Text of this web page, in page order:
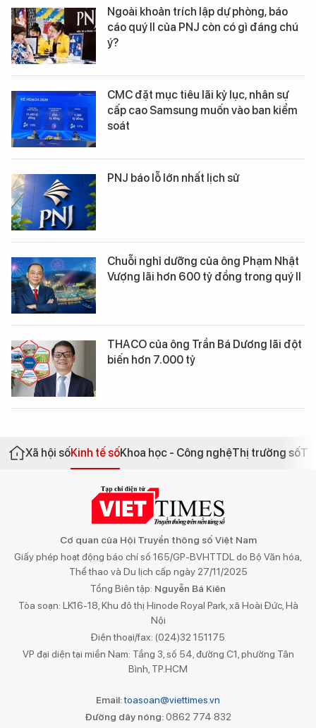
Ngoài khoản trích lập dự phòng, báo
cáo quý II của PNJ còn có gì đáng chú
ý?
CMC đặt mục tiêu lãi kỷ lục, nhân sự
cấp cao Samsung muốn vào ban kiểm
soát
PNJ báo lỗ lớn nhất lịch sử
Chuỗi nghỉ dưỡng của ông Phạm Nhật
Vượng lãi hơn 600 tỷ đồng trong quý II
THACO của ông Trần Bá Dương lãi đột
biến hơn 7.000 tỷ
Xã hội sốKinh tế sốKhoa học - Công nghệThị trường số
Cơ quan của Hội Truyền thông số Việt Nam
Giấy phép hoạt động báo chí số 165/GP-BVHTTDL do Bộ Văn hóa,
Thể thao và Du lịch cấp ngày 27/11/2025
Tổng Biên tập: Nguyễn Bá Kiên
Tòa soạn: LK16-18, Khu đô thị Hinode Royal Park, xã Hoài Đức, Hà
Nội
Điện thoại/fax: (024)32 151175
VP đại diện tại miền Nam: Tầng 3, số 54, đường C1, phường Tân
Bình, TP.HCM
Email:toasoan@viettimes.vn
Đường dây nóng: 0862 774 832